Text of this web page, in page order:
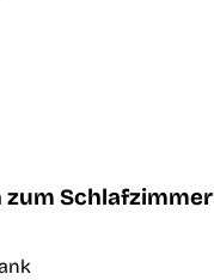
Schlafzimmer